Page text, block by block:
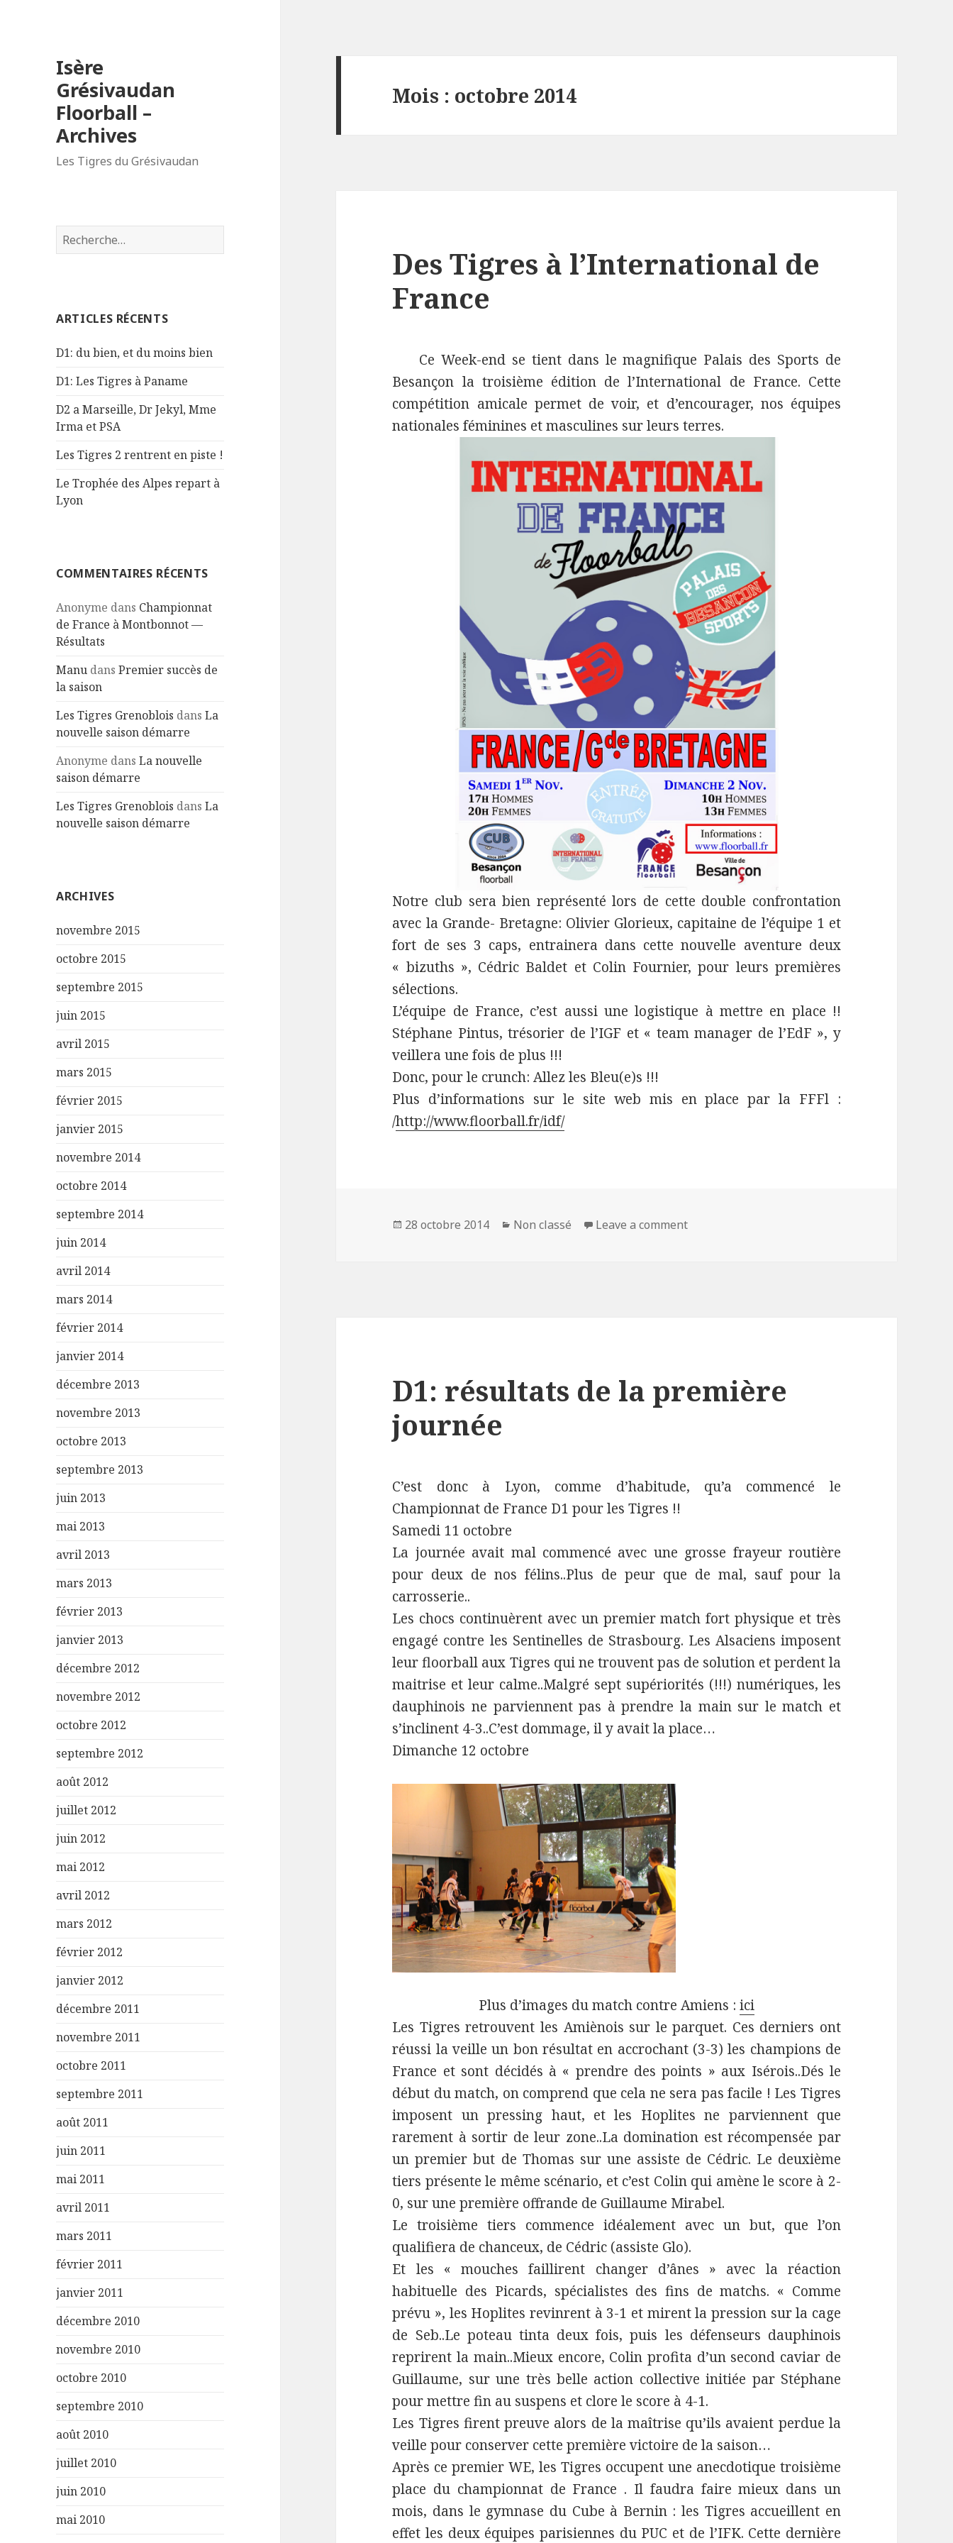
Isère
Grésivaudan
Floorball –
Archives
Les Tigres du Grésivaudan
R
e
r
h
r
:
ARTICLES RÉCENTS
D1: du bien, et du moins bien
D1: Les Tigres à Paname
D2 a Marseille, Dr Jekyl, Mme
Irma et PSA
Les Tigres 2 rentrent en piste !
Le Trophée des Alpes repart à
Lyon
COMMENTAIRES RÉCENTS
Anonyme dans Championnat
de France à Montbonnot —
Résultats
Manu dansPremier succès de
la saison
Les Tigres Grenoblois dansLa
nouvelle saison démarre
Anonyme dansLa nouvelle
saison démarre
Les Tigres Grenoblois dansLa
nouvelle saison démarre
ARCHIVES
novembre 2015
octobre 2015
septembre 2015
juin 2015
avril 2015
mars 2015
février 2015
janvier 2015
novembre 2014
octobre 2014
septembre 2014
juin 2014
avril 2014
mars 2014
février 2014
janvier 2014
décembre 2013
novembre 2013
octobre 2013
septembre 2013
juin 2013
mai 2013
avril 2013
mars 2013
février 2013
janvier 2013
décembre 2012
novembre 2012
octobre 2012
septembre 2012
août 2012
juillet 2012
juin 2012
mai 2012
avril 2012
mars 2012
février 2012
janvier 2012
décembre 2011
novembre 2011
octobre 2011
septembre 2011
août 2011
juin 2011
mai 2011
avril 2011
mars 2011
février 2011
janvier 2011
décembre 2010
novembre 2010
octobre 2010
septembre 2010
août 2010
juillet 2010
juin 2010
mai 2010
Mois : octobre 2014
Des Tigres à l’International de
France
Ce Week-end se tient dans le magnifique Palais des Sports de
Besançon la troisième édition de l’International de France. Cette
compétition amicale permet de voir, et d’encourager, nos équipes
nationales féminines et masculines sur leurs terres.
Notre club sera bien représenté lors de cette double confrontation
avec la Grande- Bretagne: Olivier Glorieux, capitaine de l’équipe 1 et
fort de ses 3 caps, entrainera dans cette nouvelle aventure deux
« bizuths », Cédric Baldet et Colin Fournier, pour leurs premières
sélections.
L’équipe de France, c’est aussi une logistique à mettre en place !!
Stéphane Pintus, trésorier de l’IGF et « team manager de l’EdF », y
veillera une fois de plus !!!
Donc, pour le crunch: Allez les Bleu(e)s !!!
Plus d’informations sur le site web mis en place par la FFFl :
/http://www.floorball.fr/idf/
Publié
28 octobre 2014 Catégories
Non classé Leave a comment
D1: résultats de la première
journée
C’est donc à Lyon, comme d’habitude, qu’a commencé le
Championnat de France D1 pour les Tigres !!
Samedi 11 octobre
La journée avait mal commencé avec une grosse frayeur routière
pour deux de nos félins..Plus de peur que de mal, sauf pour la
carrosserie..
Les chocs continuèrent avec un premier match fort physique et très
engagé contre les Sentinelles de Strasbourg. Les Alsaciens imposent
leur floorball aux Tigres qui ne trouvent pas de solution et perdent la
maitrise et leur calme..Malgré sept supériorités (!!!) numériques, les
dauphinois ne parviennent pas à prendre la main sur le match et
s’inclinent 4-3..C’est dommage, il y avait la place…
Dimanche 12 octobre
Plus d’images du match contre Amiens :ici
Les Tigres retrouvent les Amiènois sur le parquet. Ces derniers ont
réussi la veille un bon résultat en accrochant (3-3) les champions de
France et sont décidés à « prendre des points » aux Isérois..Dés le
début du match, on comprend que cela ne sera pas facile ! Les Tigres
imposent un pressing haut, et les Hoplites ne parviennent que
rarement à sortir de leur zone..La domination est récompensée par
un premier but de Thomas sur une assiste de Cédric. Le deuxième
tiers présente le même scénario, et c’est Colin qui amène le score à 2-
0, sur une première offrande de Guillaume Mirabel.
Le troisième tiers commence idéalement avec un but, que l’on
qualifiera de chanceux, de Cédric (assiste Glo).
Et les « mouches faillirent changer d’ânes » avec la réaction
habituelle des Picards, spécialistes des fins de matchs. « Comme
prévu », les Hoplites revinrent à 3-1 et mirent la pression sur la cage
de Seb..Le poteau tinta deux fois, puis les défenseurs dauphinois
reprirent la main..Mieux encore, Colin profita d’un second caviar de
Guillaume, sur une très belle action collective initiée par Stéphane
pour mettre fin au suspens et clore le score à 4-1.
Les Tigres firent preuve alors de la maîtrise qu’ils avaient perdue la
veille pour conserver cette première victoire de la saison…
Après ce premier WE, les Tigres occupent une anecdotique troisième
place du championnat de France . Il faudra faire mieux dans un
mois, dans le gymnase du Cube à Bernin : les Tigres accueillent en
effet les deux équipes parisiennes du PUC et de l’IFK. Cette dernière